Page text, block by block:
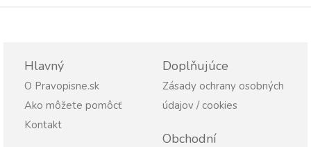
Hlavný
O Pravopisne.sk
Ako môžete pomôcť
Kontakt
Doplňujúce
Zásady ochrany osobných
údajov / cookies
Obchodní